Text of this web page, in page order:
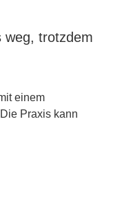
weg, trotzdem
einem
Praxis kann